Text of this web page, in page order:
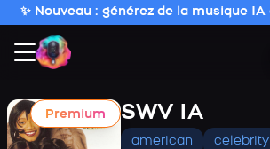
✨ Nouveau : générez de la musique
Premium SWV IA
american celebrity